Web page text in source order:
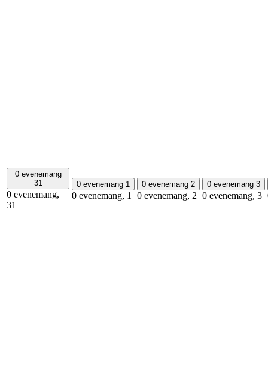
0 evenemang
31
0 evenemang,
31
0 evenemang 1
0 evenemang, 1
0 evenemang 2
0 evenemang, 2
0 evenemang 3
0 evenemang, 3